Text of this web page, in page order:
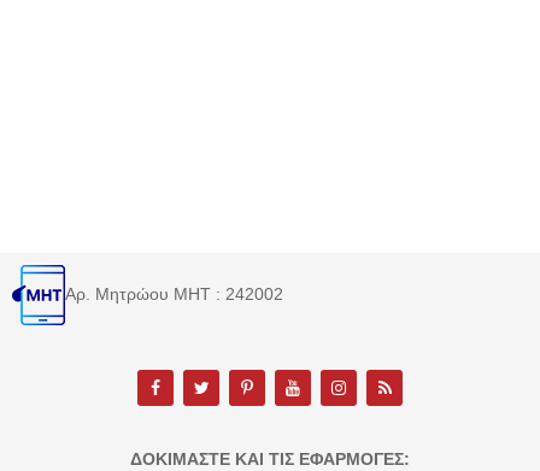
Αρ. Μητρώου MHT : 242002
ΔΟΚΙΜΆΣΤΕ ΚΑΙ ΤΙΣ ΕΦΑΡΜΟΓΈΣ: